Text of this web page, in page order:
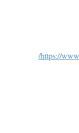
https://